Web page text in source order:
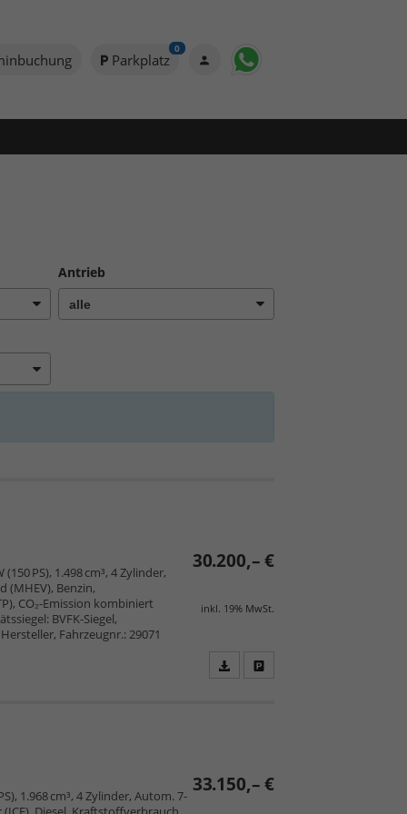
Parkplatz
0
Antrieb
30.200,– €
inkl. 19% MwSt.
PS), 1.498 cm³, 4 Zylinder,
(MHEV), Benzin,
CO₂-Emission kombiniert
BVFK-Siegel,
Fahrzeugnr.: 29071
33.150,– €
1.968 cm³, 4 Zylinder, Autom. 7-